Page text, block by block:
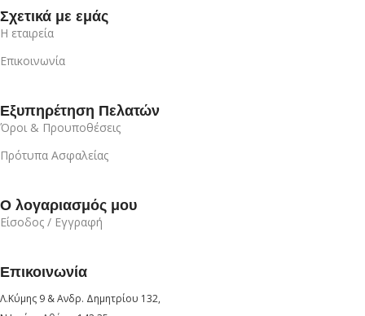
Σχετικά με εμάς
Η εταιρεία
Επικοινωνία
Εξυπηρέτηση Πελατών
Όροι & Προυποθέσεις
Πρότυπα Ασφαλείας
Ο λογαριασμός μου
Είσοδος / Εγγραφή
Επικοινωνία
Λ.Κύμης 9 & Ανδρ. Δημητρίου 132,